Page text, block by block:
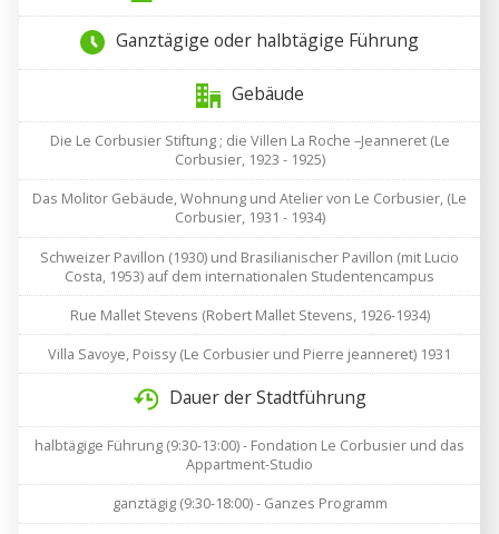
Ganztägige oder halbtägige Führung
Gebäude
Die Le Corbusier Stiftung ; die Villen La Roche –Jeanneret (Le
Corbusier, 1923 - 1925)
Das Molitor Gebäude, Wohnung und Atelier von Le Corbusier, (Le
Corbusier, 1931 - 1934)
Schweizer Pavillon (1930) und Brasilianischer Pavillon (mit Lucio
Costa, 1953) auf dem internationalen Studentencampus
Rue Mallet Stevens (Robert Mallet Stevens, 1926-1934)
Villa Savoye, Poissy (Le Corbusier und Pierre jeanneret) 1931
Dauer der Stadtführung
halbtägige Führung (9:30-13:00) - Fondation Le Corbusier und das
Appartment-Studio
ganztägig (9:30-18:00) - Ganzes Programm